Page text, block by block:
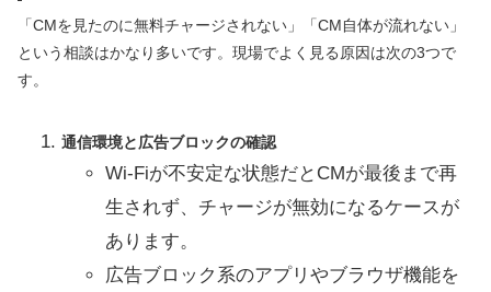
「CMを見たのに無料チャージされない」「CM自体が流れない」
という相談はかなり多いです。現場でよく見る原因は次の3つで
す。
通信環境と広告ブロックの確認
Wi‑Fiが不安定な状態だとCMが最後まで再
生されず、チャージが無効になるケースが
あります。
広告ブロック系のアプリやブラウザ機能を